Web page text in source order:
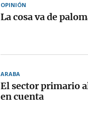
OPINIÓN
La cosa va de
ARABA
El sector primario
en cuenta